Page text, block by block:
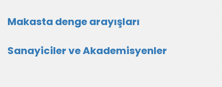
Makasta denge arayışları
Sanayiciler ve Akademisyenler